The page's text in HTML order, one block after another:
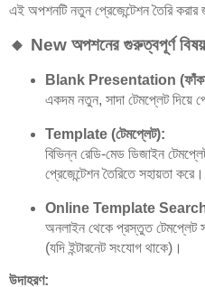
এই অপশনটি নতুন প্রেজেন্টেশন তৈরি
🔸 New অপশনের গুরুত্বপূর্ণ
Blank Presentation (ফাঁকা
একদম নতুন, সাদা টেমপ্লেট দিয়ে
Template (টেমপ্লেট):
বিভিন্ন রেডি-মেড ডিজাইন
প্রেজেন্টেশন তৈরিতে সহায়তা করে।
Online Template
অনলাইন থেকে প্রস্তুত টেমপ্লেট
(যদি ইন্টারনেট সংযোগ থাকে)।
উদাহরণ: